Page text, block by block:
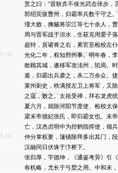
赏之曰：“昔耿弇不俟光武击张步，
郭绍宾拔曹州，归霸率兵数千守之
瑾大败，擒贼将宗江等七十余人，
周与晋军战于洹水，生获克用爱子
超特，居诸将之右，累官至检校左
光化二年，权知邢州事。明年春，
敢顾其城，遂移军攻洺州，陷焉。
遁，归霸出兵袭之，杀二万余众。
莱州刺史，秩满授左卫上将军，又
之寇，败之。太祖受禅，拜右龙虎
夏六月，就除河阳节度使、检校太
梁末帝德妃张氏，即归霸女也。末
亡，汉杰贞明中为控鹤指挥使，领
仲分掌权要，籓镇除拜多出其门，
汉融同日伏诛于汴桥下。
张归厚，字德坤，《通鉴考异》引
有机略，尤长于弓槊之用。中和末